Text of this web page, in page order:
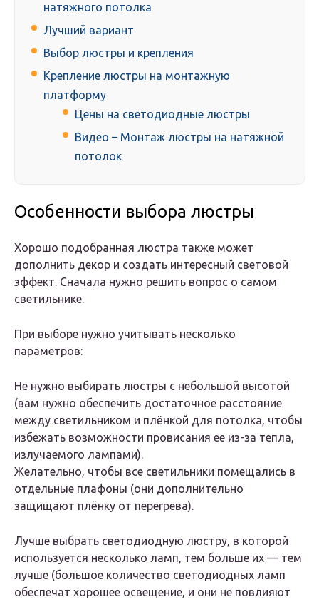
натяжного потолка
Лучший вариант
Выбор люстры и крепления
Крепление люстры на монтажную
платформу
Цены на светодиодные люстры
Видео – Монтаж люстры на натяжной
потолок
Особенности выбора люстры
Хорошо подобранная люстра также может
дополнить декор и создать интересный световой
эффект. Сначала нужно решить вопрос о самом
светильнике.
При выборе нужно учитывать несколько
параметров:
Не нужно выбирать люстры с небольшой высотой
(вам нужно обеспечить достаточное расстояние
между светильником и плёнкой для потолка, чтобы
избежать возможности провисания ее из-за тепла,
излучаемого лампами).
Желательно, чтобы все светильники помещались в
отдельные плафоны (они дополнительно
защищают плёнку от перегрева).
Лучше выбрать светодиодную люстру, в которой
используется несколько ламп, тем больше их — тем
лучше (большое количество светодиодных ламп
обеспечат хорошее освещение, и они не повлияют